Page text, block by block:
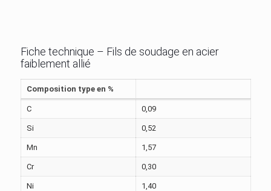
Fiche technique – Fils de soudage en acier
faiblement allié
Composition type en %
C 0,09
Si 0,52
Mn 1,57
Cr 0,30
Ni 1,40